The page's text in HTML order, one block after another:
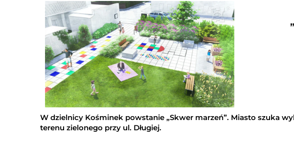
W dzielnicy Kośminek powstanie „Skwer marzeń”. Miasto szuka
terenu zielonego przy ul. Długiej.